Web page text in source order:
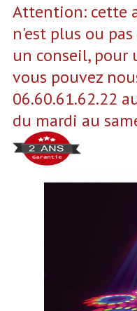
Attention: cette
n'est plus ou
un conseil,
vous pouvez
06.60.61.62.22
du mardi au